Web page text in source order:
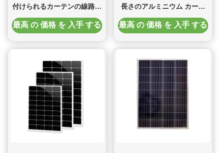
付けられるカーテンの線路シ
ステム
最高 の 価格 を 入手 する
長さのアルミニウム カーテ
ン トラック
最高 の 価格 を 入手 する